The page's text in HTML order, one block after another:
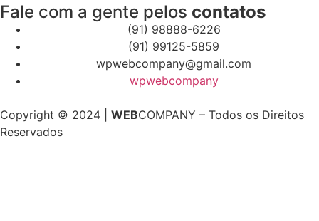
Fale com a gente pelos contatos
(91) 98888-6226
(91) 99125-5859
wpwebcompany@gmail.com
wpwebcompany
Copyright © 2024 | WEBCOMPANY – Todos os Direitos
Reservados